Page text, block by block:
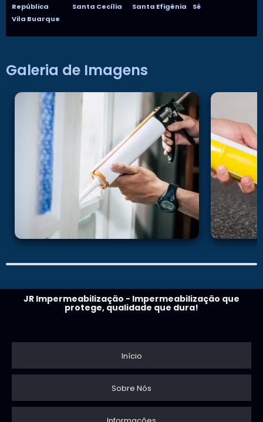
República
Santa Cecília Santa Efigênia
Sé
Vila Buarque
Galeria de Imagens
JR Impermeabilização - Impermeabilização que
protege, qualidade que dura!
Início
Sobre Nós